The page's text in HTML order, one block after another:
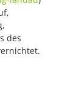
des